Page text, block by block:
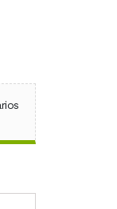
(Twitter)
WhatsApp